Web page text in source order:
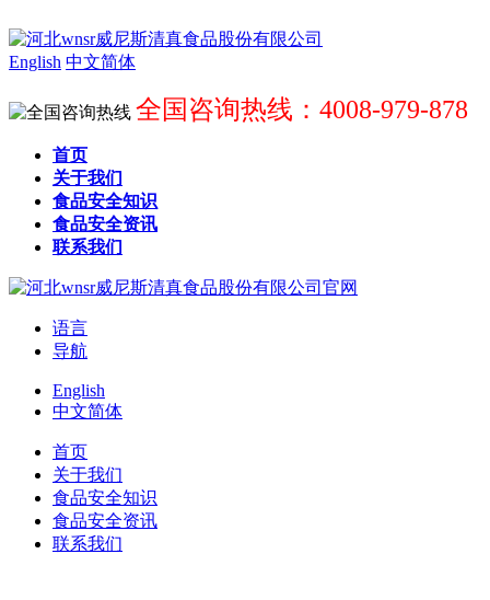
English 中文简体
全国咨询热线：4008-979-878
首页
关于我们
食品安全知识
食品安全资讯
联系我们
语言
导航
English
中文简体
首页
关于我们
食品安全知识
食品安全资讯
联系我们